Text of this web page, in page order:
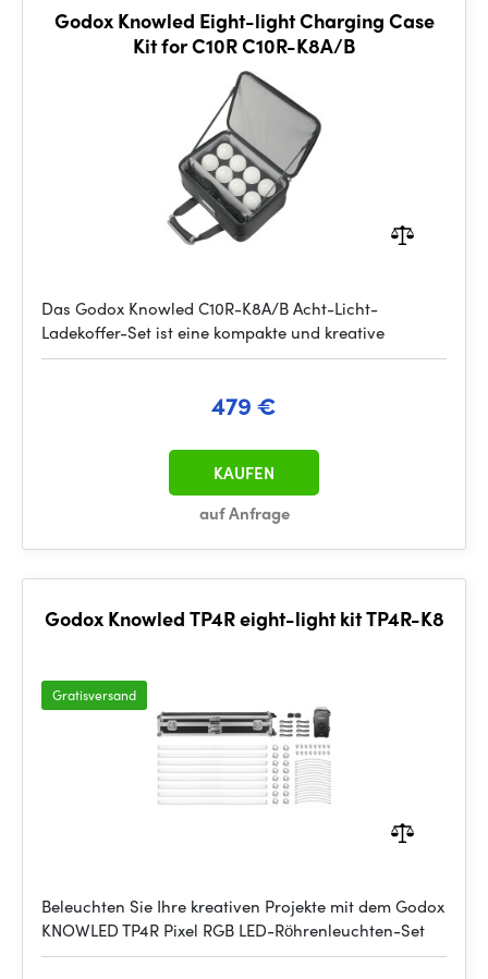
Godox Knowled Eight-light Charging Case
Kit for C10R C10R-K8A/B
Das Godox Knowled C10R-K8A/B Acht-Licht-
Ladekoffer-Set ist eine kompakte und kreative
479 €
auf Anfrage
KAUFEN
Godox Knowled TP4R eight-light kit TP4R-K8
Gratisversand
Beleuchten Sie Ihre kreativen Projekte mit dem Godox
KNOWLED TP4R Pixel RGB LED-Röhrenleuchten-Set